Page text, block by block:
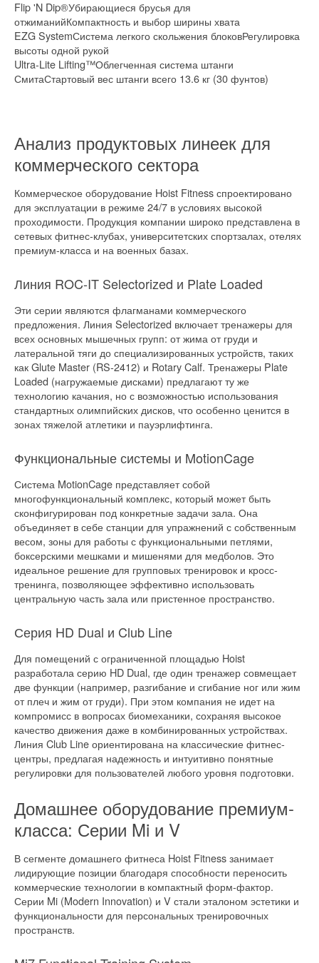
Flip 'N Dip®Убирающиеся брусья для
отжиманийКомпактность и выбор ширины хвата
EZG SystemСистема легкого скольжения блоковРегулировка
высоты одной рукой
Ultra-Lite Lifting™Облегченная система штанги
СмитаСтартовый вес штанги всего 13.6 кг (30 фунтов)
Анализ продуктовых линеек для
коммерческого сектора
Коммерческое оборудование Hoist Fitness спроектировано
для эксплуатации в режиме 24/7 в условиях высокой
проходимости. Продукция компании широко представлена в
сетевых фитнес-клубах, университетских спортзалах, отелях
премиум-класса и на военных базах.
Линия ROC-IT Selectorized и Plate Loaded
Эти серии являются флагманами коммерческого
предложения. Линия Selectorized включает тренажеры для
всех основных мышечных групп: от жима от груди и
латеральной тяги до специализированных устройств, таких
как Glute Master (RS-2412) и Rotary Calf. Тренажеры Plate
Loaded (нагружаемые дисками) предлагают ту же
технологию качания, но с возможностью использования
стандартных олимпийских дисков, что особенно ценится в
зонах тяжелой атлетики и пауэрлифтинга.
Функциональные системы и MotionCage
Система MotionCage представляет собой
многофункциональный комплекс, который может быть
сконфигурирован под конкретные задачи зала. Она
объединяет в себе станции для упражнений с собственным
весом, зоны для работы с функциональными петлями,
боксерскими мешками и мишенями для медболов. Это
идеальное решение для групповых тренировок и кросс-
тренинга, позволяющее эффективно использовать
центральную часть зала или пристенное пространство.
Серия HD Dual и Club Line
Для помещений с ограниченной площадью Hoist
разработала серию HD Dual, где один тренажер совмещает
две функции (например, разгибание и сгибание ног или жим
от плеч и жим от груди). При этом компания не идет на
компромисс в вопросах биомеханики, сохраняя высокое
качество движения даже в комбинированных устройствах.
Линия Club Line ориентирована на классические фитнес-
центры, предлагая надежность и интуитивно понятные
регулировки для пользователей любого уровня подготовки.
Домашнее оборудование премиум-
класса: Серии Mi и V
В сегменте домашнего фитнеса Hoist Fitness занимает
лидирующие позиции благодаря способности переносить
коммерческие технологии в компактный форм-фактор.
Серии Mi (Modern Innovation) и V стали эталоном эстетики и
функциональности для персональных тренировочных
пространств.